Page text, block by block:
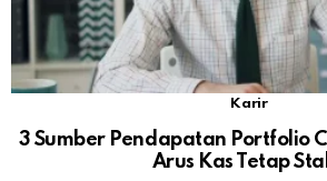
Karir
3 Sumber Pendapatan Portfolio
Arus Kas Tetap